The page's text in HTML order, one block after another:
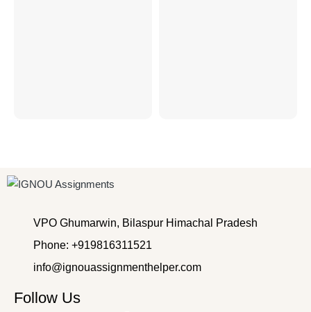
VPO Ghumarwin, Bilaspur Himachal Pradesh
Phone: +919816311521
info@ignouassignmenthelper.com
Follow Us